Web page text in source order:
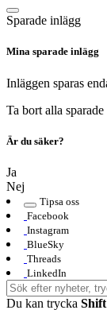
Sparade inlägg
Mina sparade inlägg
Inläggen sparas
Ta bort alla sparade
Är du säker?
Ja
Nej
Tipsa oss
Facebook
Instagram
BlueSky
Threads
LinkedIn
Du kan trycka